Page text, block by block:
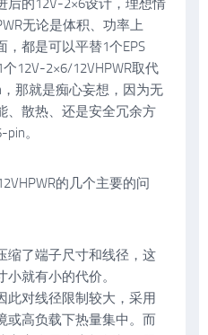
后的12V-2×6设计，理想情
无论是体积、功率上
，都是可以平替1个EPS
12V-2×6/12VHPWR取代
那就是痴心妄想，因为无
、散热、还是安全冗余方
。
的几个主要的问
缩了端子尺寸和线径，这
就有小的代价。
此对线径限制较大，采用
或高负载下热量集中。而